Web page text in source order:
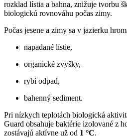
rozklad lístia a bahna, znižuje tvorbu
biologickú rovnováhu počas zimy.
Počas jesene a zimy sa v jazierku
napadané lístie,
organické zvyšky,
rybí odpad,
bahenný sediment.
Pri nízkych teplotách biologická
Guard obsahuje baktérie izolované z
zostávajú aktívne už od 1 °C.